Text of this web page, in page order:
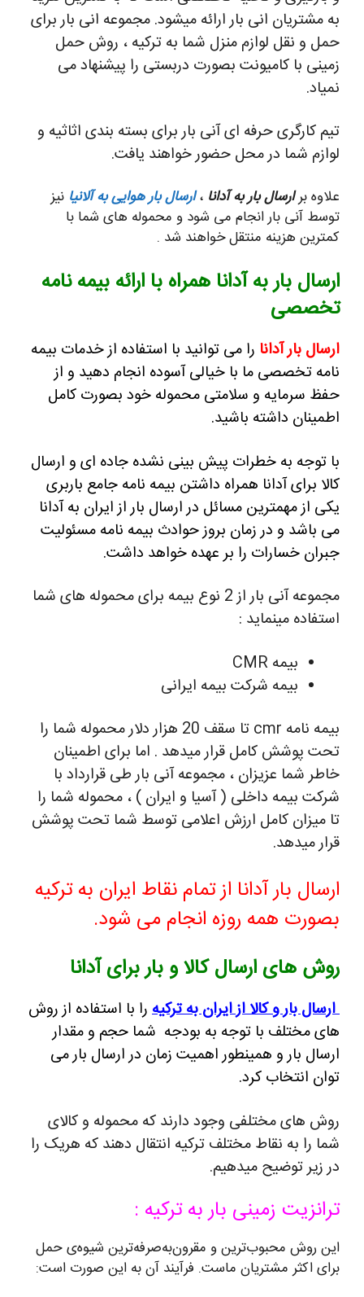
به مشتریان انی بار ارائه میشود. مجموعه انی بار برای
حمل و نقل لوازم منزل شما به ترکیه ، روش حمل
زمینی با کامیونت بصورت دربستی را پیشنهاد می
نمیاد.
تیم کارگری حرفه ای آنی بار برای بسته بندی اثاثیه و
لوازم شما در محل حضور خواهند یافت.
علاوه برارسال بار به آدانا ،ارسال بار هوایی به آلانیا نیز
توسط آنی بار انجام می شود و محموله های شما با
کمترین هزینه منتقل خواهند شد .
ارسال بار به آدانا همراه با ارائه بیمه نامه
تخصصی
ارسال بار آدانا را می توانید با استفاده از خدمات بیمه
نامه تخصصی ما با خیالی آسوده انجام دهید و از
حفظ سرمایه و سلامتی محموله خود بصورت کامل
اطمینان داشته باشید.
با توجه به خطرات پیش بینی نشده جاده ای و ارسال
کالا برای آدانا همراه داشتن بیمه نامه جامع باربری
یکی از مهمترین مسائل در ارسال بار از ایران به آدانا
می باشد و در زمان بروز حوادث بیمه نامه مسئولیت
جبران خسارات را بر عهده خواهد داشت.
مجموعه آنی بار از 2 نوع بیمه برای محموله های شما
استفاده مینماید :
بیمه CMR
بیمه شرکت بیمه ایرانی
بیمه نامه cmr تا سقف 20 هزار دلار محموله شما را
تحت پوشش کامل قرار میدهد . اما برای اطمینان
خاطر شما عزیزان ، مجموعه آنی بار طی قرارداد با
شرکت بیمه داخلی ( آسیا و ایران ) ، محموله شما را
تا میزان کامل ارزش اعلامی توسط شما تحت پوشش
قرار میدهد.
ارسال بار آدانا از تمام نقاط ایران به ترکیه
بصورت همه روزه انجام می شود.
روش های ارسال کالا و بار برای آدانا
ارسال بار و کالا از ایران به ترکیه را با استفاده از روش
های مختلف با توجه به بودجه شما حجم و مقدار
ارسال بار و همینطور اهمیت زمان در ارسال بار می
توان انتخاب کرد.
روش های مختلفی وجود دارند که محموله و کالای
شما را به نقاط مختلف ترکیه انتقال دهند که هریک را
در زیر توضیح میدهیم.
ترانزیت زمینی بار به ترکیه :
این روش محبوب‌ترین و مقرون‌به‌صرفه‌ترین شیوه‌ی حمل
برای اکثر مشتریان ماست. فرآیند آن به این صورت است: